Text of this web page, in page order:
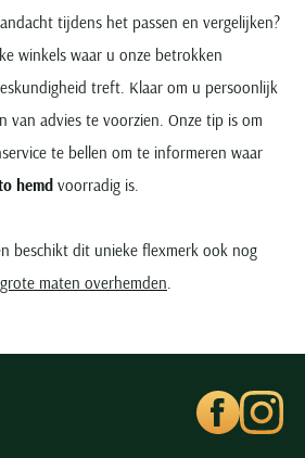
tijdens het passen en vergelijken?
winkels waar u onze betrokken
treft. Klaar om u persoonlijk
van advies te voorzien. Onze tip is om
te bellen om te informeren waar
hemd voorradig is.
beschikt dit unieke flexmerk ook nog
grote maten overhemden.